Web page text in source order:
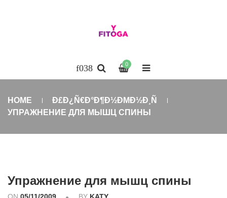
0
HOME
Ð£Ð¿Ñ€Ð°Ð¶Ð½ÐΜÐ½Ð¸Ñ
УПРАЖНЕНИЕ ДЛЯ МЫШЦ СПИНЫ
Упражнение для мышц спины